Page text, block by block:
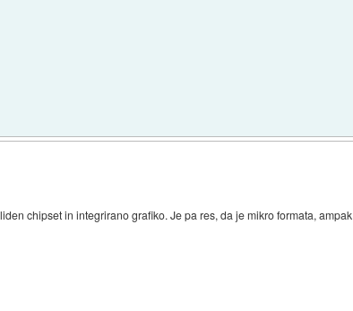
chipset in integrirano grafiko. Je pa res, da je mikro formata, ampak